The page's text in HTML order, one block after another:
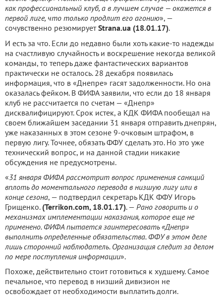
как профессиональный клуб, а в лучшем случае — окажется в
первой лиге, что только продлит его агонию», —
сочувственно резюмируетStrana.ua (18.01.17).
И есть за что. Если до недавно были хоть какие-то надежды
на счастливую случайность и воскрешение некогда великой
команды, то теперь даже фантастических вариантов
практически не осталось. 28 декабря появилась
информация, что в «Днепре» гасят задолженности. Но она
оказалась фейком. В ФИФА заявили, что если до 18 января
клуб не рассчитается по счетам — «Днепр»
дисквалифицируют. Срок истек, а КДК ФИФА пообещал на
своем ближайшем заседании 31 января отправить днепрян,
уже наказанных в этом сезоне 9-очковым штрафом, в
первую лигу. Точнее, обязать ФФУ сделать это. Но это уже
технический вопрос, и на данной стадии никакие
обсуждения не предусмотрены.
« 31 января ФИФА рассмотрит вопрос применения санкций
вплоть до моментального перевода в низшую лигу или в
конце сезона, — подтвердил секретарь КДК ФФУ Игорь
Грищенко. (Terrikon.com, 18.01.17). — Рано говорить и о
механизмах имплементации наказания, которое еще не
применено. ФИФА пытается заинтересовать «Днепр»
выполнить определенные обязательства. ФФУ в этом деле
лишь сторонний наблюдатель. Организация следит за делом
по мере поступления информации».
Похоже, действительно стоит готовиться к худшему. Самое
печальное, что перевод в низший дивизион не
освобождает от необходимости выплатить долги.